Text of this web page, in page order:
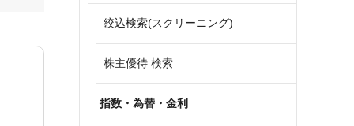
絞込検索(スクリーニング)
株主優待 検索
指数・為替・金利